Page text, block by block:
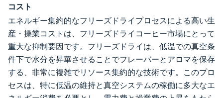
コスト
エネルギー集約的なフリーズドライプロセスによる高い生
産・操業コストは、フリーズドライコーヒー市場にとって
重大な抑制要因です。フリーズドライは、低温での真空条
件下で水分を昇華させることでフレーバーとアロマを保存
する、非常に複雑でリソース集約的な技術です。このプロ
セスは、特に低温の維持と真空システムの稼働に多大なエ